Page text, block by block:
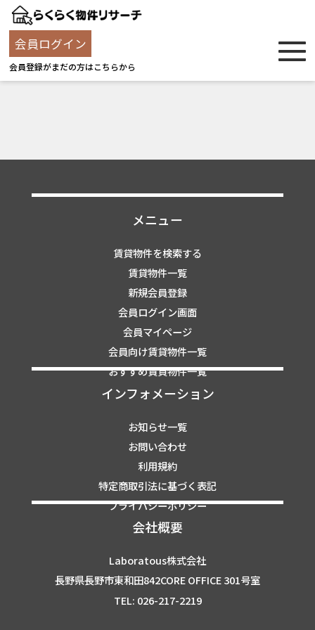
会員ログイン
会員登録がまだの方はこちらから
メニュー
賃貸物件を検索する
賃貸物件一覧
新規会員登録
会員ログイン画面
会員マイページ
会員向け賃貸物件一覧
おすすめ賃貸物件一覧
インフォメーション
お知らせ一覧
お問い合わせ
利用規約
特定商取引法に基づく表記
プライバシーポリシー
会社概要
Laboratous株式会社
長野県長野市東和田842CORE OFFICE 301号室
TEL: 026-217-2219